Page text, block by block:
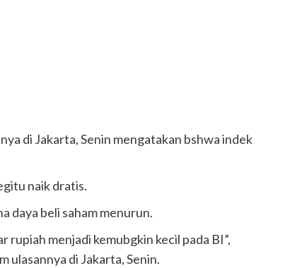
di Jakarta, Senin mengatakan bshwa indek
naik dratis.
daya beli saham menurun.
rupiah menjadi kemubgkin kecil pada BI”,
ulasannya di Jakarta, Senin.